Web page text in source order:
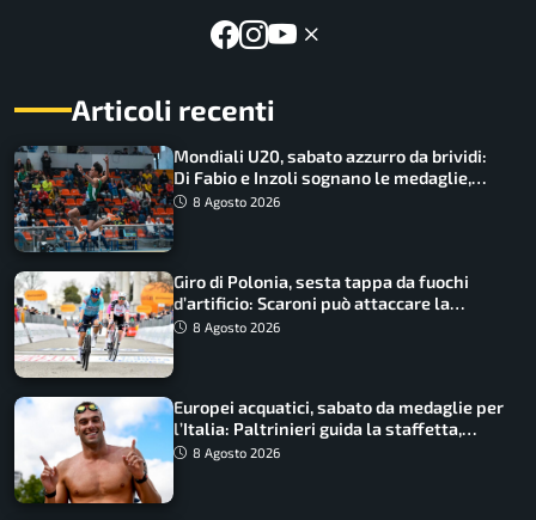
Articoli recenti
Mondiali U20, sabato azzurro da brividi:
Di Fabio e Inzoli sognano le medaglie,
Castellani e Succo in finale
8 Agosto 2026
Giro di Polonia, sesta tappa da fuochi
d’artificio: Scaroni può attaccare la
maglia di Lemmen
8 Agosto 2026
Europei acquatici, sabato da medaglie per
l’Italia: Paltrinieri guida la staffetta,
Barnabà sogna l’oro dalle grandi altezze
8 Agosto 2026